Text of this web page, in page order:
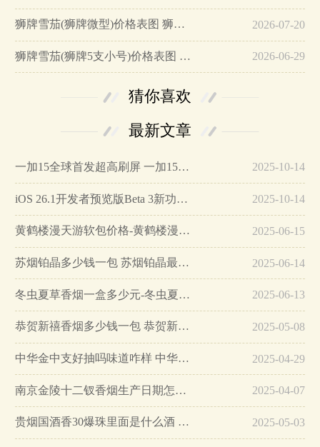
狮牌雪茄(狮牌微型)价格表图 狮牌微型雪茄价格多少… 2026-07-20
狮牌雪茄(狮牌5支小号)价格表图 狮牌5支小号多少钱一包… 2026-06-29
猜你喜欢
最新文章
一加15全球首发超高刷屏 一加15参数详细配置… 2025-10-14
iOS 26.1开发者预览版Beta 3新功能详解… 2025-10-14
黄鹤楼漫天游软包价格-黄鹤楼漫天游软包多少钱一盒… 2025-06-15
苏烟铂晶多少钱一包 苏烟铂晶最新价格… 2025-06-14
冬虫夏草香烟一盒多少元-冬虫夏草香烟一盒多少元2025最新价格… 2025-06-13
恭贺新禧香烟多少钱一包 恭贺新禧香烟价格表和图片… 2025-05-08
中华金中支好抽吗味道咋样 中华金中支口感特点介绍… 2025-04-29
南京金陵十二钗香烟生产日期怎么看 南京金陵十二钗香烟保质期… 2025-04-07
贵烟国酒香30爆珠里面是什么酒 贵烟国酒香30怎么辨别真假… 2025-05-03